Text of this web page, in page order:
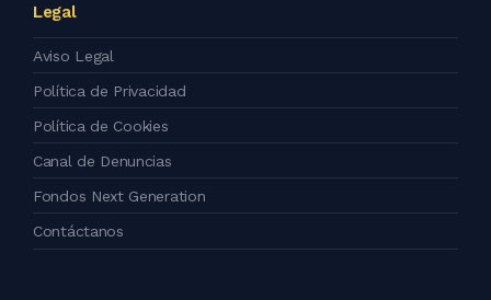
Legal
Aviso Legal
Política de Privacidad
Política de Cookies
Canal de Denuncias
Fondos Next Generation
Contáctanos